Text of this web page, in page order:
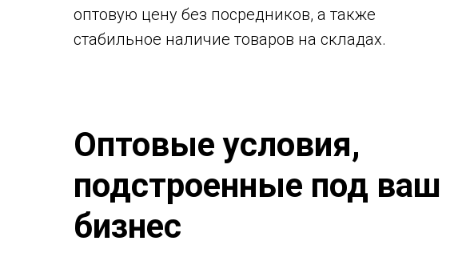
оптовую цену без посредников, а также
стабильное наличие товаров на складах.
Оптовые условия,
подстроенные под ваш
бизнес